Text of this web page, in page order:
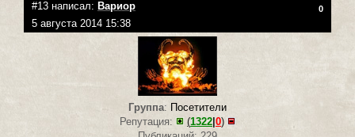
#13 написал: Вариор 0
5 августа 2014 15:38
Группа: Посетители
Репутация:
(1322 0)